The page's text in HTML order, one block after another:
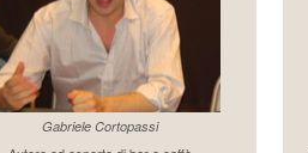
Gabriele Cortopassi